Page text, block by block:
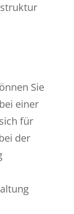
Sie
einer
für
der